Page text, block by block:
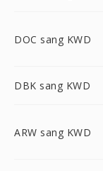
DOC sang KWD
DBK sang KWD
ARW sang KWD